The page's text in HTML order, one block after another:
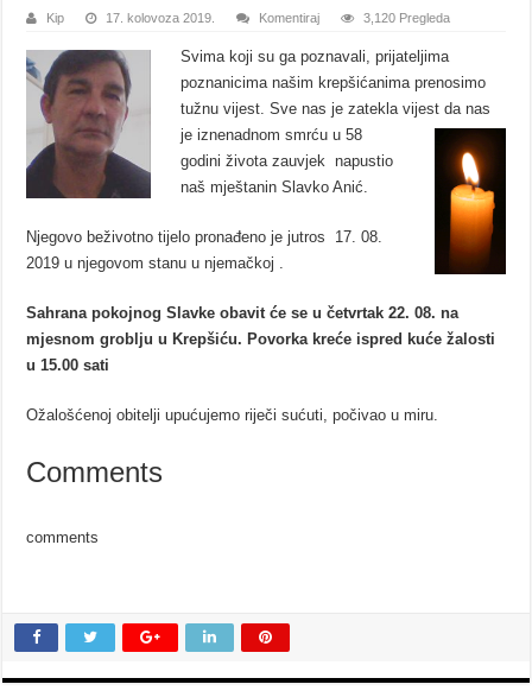
Kip 17. kolovoza 2019. Komentiraj 3,120 Pregleda
Svima koji su ga poznavali, prijateljima
poznanicima našim krepšićanima prenosimo
tužnu vijest. Sve nas je zatekla vijest da nas
je iznenadnom smrću u58
godini života zauvjek napustio
naš mještanin Slavko Anić.
Njegovo beživotno tijelo pronađeno je jutros 17. 08.
2019 u njegovom stanu u njemačkoj .
Sahrana pokojnog Slavke obavit će se u četvrtak 22. 08. na
mjesnom groblju u Krepšiću. Povorka kreće ispred kuće žalosti
u 15.00 sati
Ožalošćenoj obitelji upućujemo riječi sućuti, počivao u miru.
Comments
comments